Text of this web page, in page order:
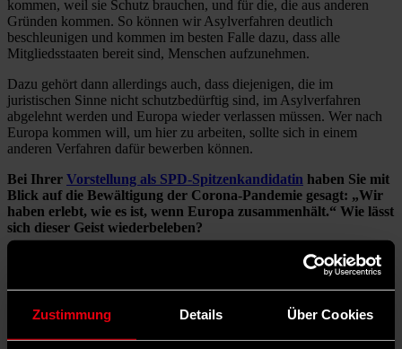
Zustimmung Details Über Cookies
kommen, weil sie Schutz brauchen, und für die, die aus anderen
Gründen kommen. So können wir Asylverfahren deutlich
beschleunigen und kommen im besten Falle dazu, dass alle
Mitgliedsstaaten bereit sind, Menschen aufzunehmen.
Dazu gehört dann allerdings auch, dass diejenigen, die im
juristischen Sinne nicht schutzbedürftig sind, im Asylverfahren
abgelehnt werden und Europa wieder verlassen müssen. Wer nach
Europa kommen will, um hier zu arbeiten, sollte sich in einem
anderen Verfahren dafür bewerben können.
Bei Ihrer Vorstellung als SPD-Spitzenkandidatin haben Sie mit
Blick auf die Bewältigung der Corona-Pandemie gesagt: „Wir
haben erlebt, wie es ist, wenn Europa zusammenhält.“ Wie lässt
sich dieser Geist wiederbeleben?
Im Moment sind die laut, die mehr nationalen Egoismus fordern.
Europa ist aber gerade das Versprechen, dass es allen durch
Zusammenarbeit besser geht. Den europäischen Geist
wiederzubeleben, ist deshalb eine der entscheidenden
Weichenstellungen für die Europawahl.